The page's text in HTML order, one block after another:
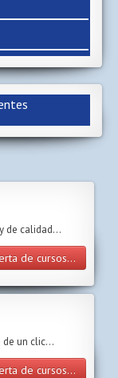
de calidad...
de cursos...
de un clic…
de cursos...